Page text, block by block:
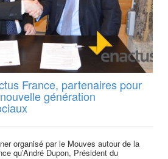
France, partenaires pour
génération
organisé par le Mouves autour de la
qu’André Dupon, Président du